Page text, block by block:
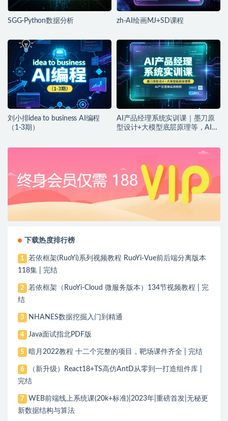
SGG-Python数据分析 zh-AI绘画MJ+SD课程
刘小排idea to business AI编程
（1-3期）
AI产品经理系统实训课｜墨刀原
型设计+大模型底层原理等，AI产
下载热度排行榜
1
若依框架(RuoYi)系列视频教程 RuoYi-Vue前后端分离版本
118集 | 完结
2
若依框架（RuoYi-Cloud 微服务版本）134节视频教程 | 完
结
3 NHANES数据挖掘入门到精通
4 Java面试指北PDF版
5 暗月2022教程 十二个完整的项目，靶场课件齐全 | 完结
6
（新升级）React18+TS高仿AntD从零到一打造组件库 |
完结
7
WEB前端线上系统课(20k+标准)|2023年|重磅首发|无秘更
新数据结构与算法